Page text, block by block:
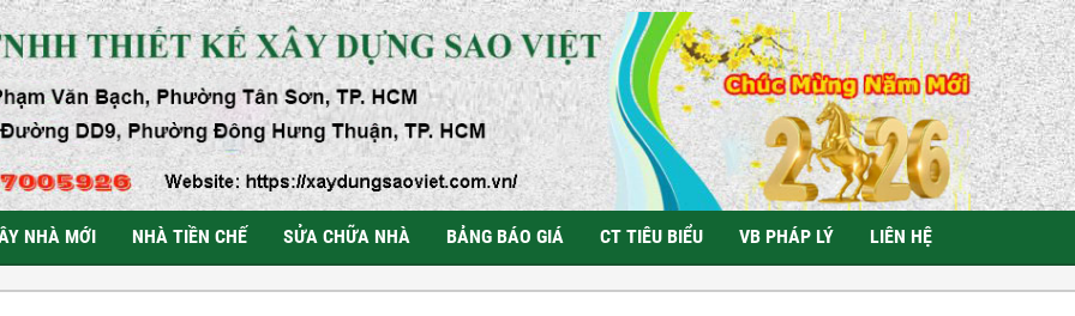
NHÀ MỚI NHÀ TIỀN CHẾ SỬA CHỮA NHÀ BẢNG BÁO GIÁ CT TIÊU BIỂU VB PHÁP LÝ LIÊN HỆ